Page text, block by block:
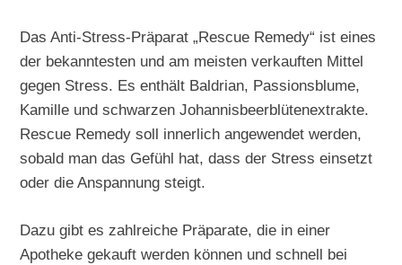
Das Anti-Stress-Präparat „Rescue Remedy“ ist eines
der bekanntesten und am meisten verkauften Mittel
gegen Stress. Es enthält Baldrian, Passionsblume,
Kamille und schwarzen Johannisbeerblütenextrakte.
Rescue Remedy soll innerlich angewendet werden,
sobald man das Gefühl hat, dass der Stress einsetzt
oder die Anspannung steigt.
Dazu gibt es zahlreiche Präparate, die in einer
Apotheke gekauft werden können und schnell bei